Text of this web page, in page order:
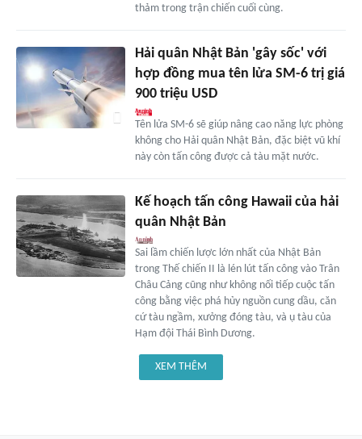
thảm trong trận chiến cuối cùng.
Hải quân Nhật Bản 'gây sốc' với
hợp đồng mua tên lửa SM-6 trị giá
900 triệu USD
Tên lửa SM-6 sẽ giúp nâng cao năng lực phòng
không cho Hải quân Nhật Bản, đặc biệt vũ khí
này còn tấn công được cả tàu mặt nước.
Kế hoạch tấn công Hawaii của hải
quân Nhật Bản
Sai lầm chiến lược lớn nhất của Nhật Bản
trong Thế chiến II là lén lút tấn công vào Trân
Châu Cảng cũng như không nối tiếp cuộc tấn
công bằng việc phá hủy nguồn cung dầu, căn
cứ tàu ngầm, xưởng đóng tàu, và ụ tàu của
Hạm đội Thái Bình Dương.
XEM THÊM